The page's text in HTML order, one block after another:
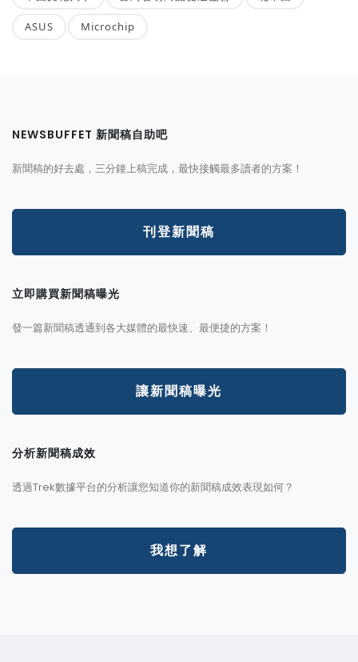
ASUS Microchip
NEWSBUFFET 新聞稿自助吧
新聞稿的好去處，三分鐘上稿完成，最快接觸最多讀者的方案！
刊登新聞稿
立即購買新聞稿曝光
發一篇新聞稿透通到各大媒體的最快速、最便捷的方案！
讓新聞稿曝光
分析新聞稿成效
透過Trek數據平台的分析讓您知道你的新聞稿成效表現如何？
我想了解